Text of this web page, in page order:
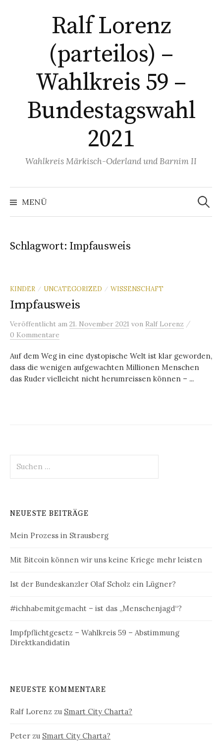
Ralf Lorenz
(parteilos) –
Wahlkreis 59 –
Bundestagswahl
2021
Wahlkreis Märkisch-Oderland und Barnim II
MENÜ
Suchen
nach:
Schlagwort: Impfausweis
KINDER / UNCATEGORIZED / WISSENSCHAFT
Impfausweis
Veröffentlicht am 21. November 2021 von Ralf Lorenz /
0 Kommentare
Auf dem Weg in eine dystopische Welt ist klar geworden,
dass die wenigen aufgewachten Millionen Menschen
das Ruder vielleicht nicht herumreissen können – ...
nach:
NEUESTE BEITRÄGE
Mein Prozess in Strausberg
Mit Bitcoin können wir uns keine Kriege mehr leisten
Ist der Bundeskanzler Olaf Scholz ein Lügner?
#ichhabemitgemacht – ist das „Menschenjagd“?
Impfpflichtgesetz – Wahlkreis 59 – Abstimmung
Direktkandidatin
NEUESTE KOMMENTARE
Ralf Lorenz zu Smart City Charta?
Peter zu Smart City Charta?